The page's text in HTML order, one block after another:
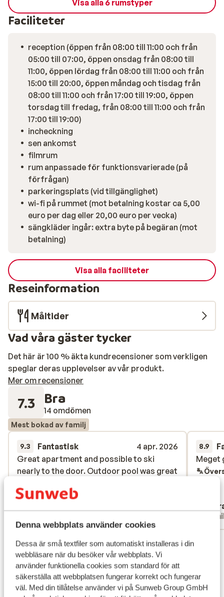
Denna webbplats använder cookies
Dessa är små textfiler som automatiskt installeras i din
webbläsare när du besöker vår webbplats. Vi
använder funktionella cookies som standard för att
säkerställa att webbplatsen fungerar korrekt och fungerar
väl. Med din tillåtelse använder vi på Sunweb Group GmbH
Visa alla 6 rumstyper
Faciliteter
reception (öppen från 08:00 till 11:00 och från
05:00 till 07:00, öppen onsdag från 08:00 till
11:00, öppen lördag från 08:00 till 11:00 och från
15:00 till 20:00, öppen måndag och tisdag från
08:00 till 11:00 och från 17:00 till 19:00, öppen
torsdag till fredag, från 08:00 till 11:00 och från
17:00 till 19:00)
incheckning
sen ankomst
filmrum
rum anpassade för funktionsvarierade (på
förfrågan)
parkeringsplats (vid tillgänglighet)
wi-fi på rummet (mot betalning kostar ca 5,00
euro per dag eller 20,00 euro per vecka)
sängkläder ingår: extra byte på begäran (mot
betalning)
Visa alla faciliteter
Reseinformation
Måltider
Vad våra gäster tycker
Det här är 100 % äkta kundrecensioner som verkligen
speglar deras upplevelser av vår produkt.
Mer om recensioner
7.3 Bra
14 omdömen
Mest bokad av familj
9.3 Fantastisk
4 apr. 2026
Great apartment and possible to ski
nearly to the door. Outdoor pool was great
Great apartment and possible to ski
nearly to the door. Outdoor pool was great
Översätt till svenska
8.9
Meget
Meget
Visa alla 14 omdömen
Läge